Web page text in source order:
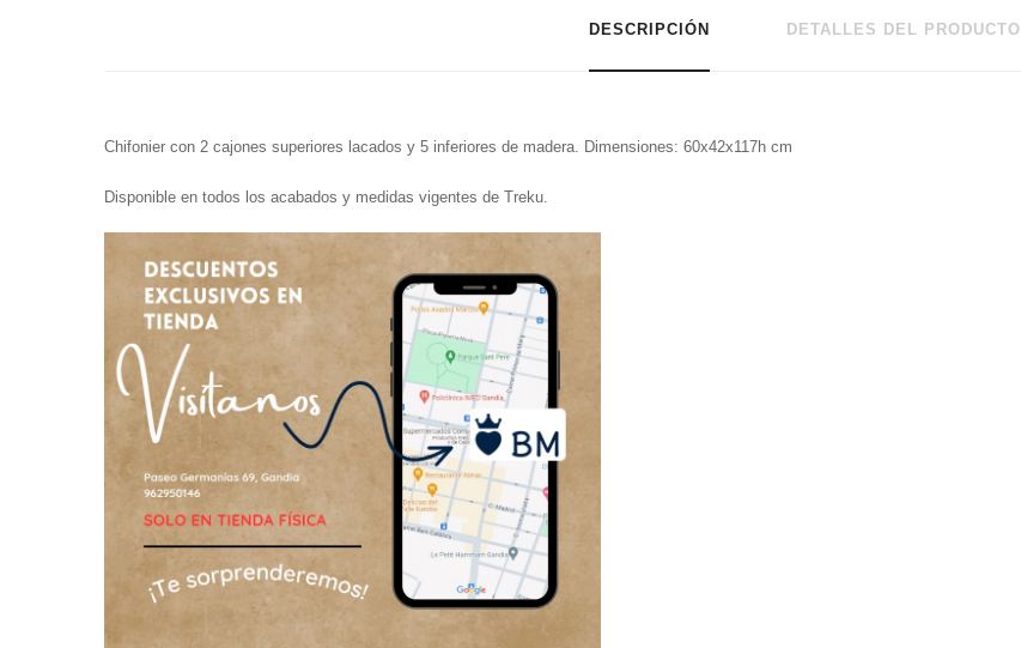
DESCRIPCIÓN DETALLES DEL PRODUCTO
Chifonier con 2 cajones superiores lacados y 5 inferiores de madera. Dimensiones: 60x42x117h cm
Disponible en todos los acabados y medidas vigentes de Treku.